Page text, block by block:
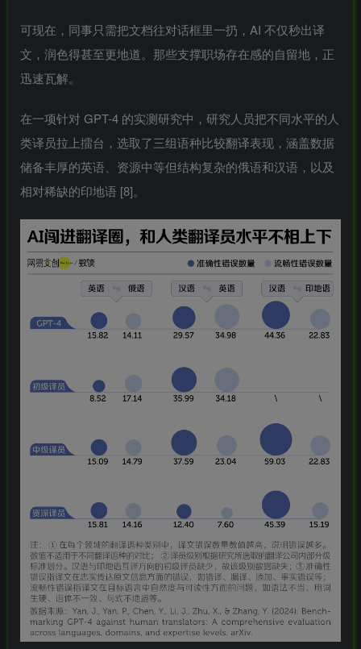
可现在，同事只需把文档往对话框里一扔，AI 不仅秒出译
文，润色得甚至更地道。那些支撑职场存在感的自留地，正
迅速瓦解。
在一项针对 GPT-4 的实测研究中，研究人员把不同水平的人
类译员拉上擂台，选取了三组语种比较翻译表现，涵盖数据
储备丰厚的英语、资源中等但结构复杂的俄语和汉语，以及
相对稀缺的印地语 [8]。